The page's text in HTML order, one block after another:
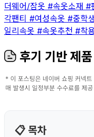
더웨어/잠옷 #속옷소재 #
각팬티 #여성속옷 #중학
일리속옷 #속옷추천 #착
후기 기반 제
📋 목차